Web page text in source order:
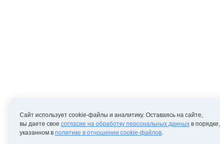
Сайт использует cookie-файлы и аналитику. Оставаясь на сайте,
вы даете свое согласие на обработку персональных данных в порядке,
указанном в политике в отношении cookie-файлов.